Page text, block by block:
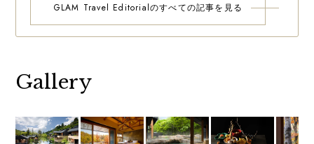
GLAM Travel Editorialのすべての記事を見る
Gallery